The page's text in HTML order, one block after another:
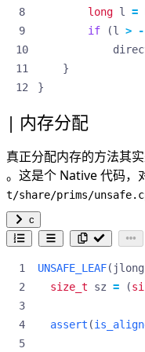
long l =
if
(l > -
}
}
内存分配
真正分配内存的方法其
。这是个 Native 代码
t/share/prims/
c
UNSAFE_LEAF( jlong
size_t
sz = (
assert (